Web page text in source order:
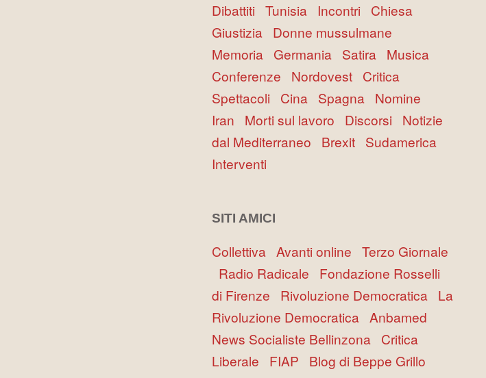
DibattitiTunisia Incontri Chiesa
Giustizia Donne mussulmane
Memoria Germania Satira Musica
Conferenze Nordovest Critica
Spettacoli Cina Spagna Nomine
Iran Morti sul lavoro Discorsi Notizie
dal Mediterraneo Brexit Sudamerica
Interventi
SITI AMICI
CollettivaAvanti onlineTerzo Giornale
Radio Radicale Fondazione Rosselli
di Firenze Rivoluzione Democratica La
Rivoluzione DemocraticaAnbamed
News Socialiste Bellinzona Critica
Liberale FIAP Blog di Beppe Grillo